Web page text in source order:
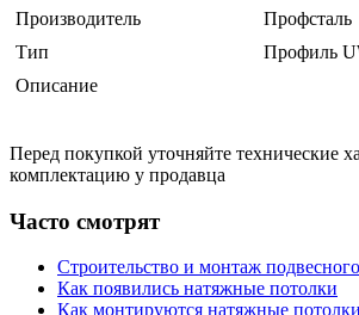
Производитель
Профсталь
Тип
Профиль
Описание
Перед покупкой уточняйте технические
комплектацию у продавца
Часто смотрят
Строительство и монтаж
Как появились натяжные потолки
Как монтируются натяжные потолки